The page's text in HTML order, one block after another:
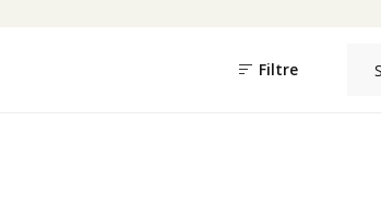
Filtre